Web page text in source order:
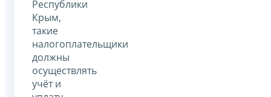
Республики
Крым,
такие
налогоплательщики
должны
осуществлять
учёт и